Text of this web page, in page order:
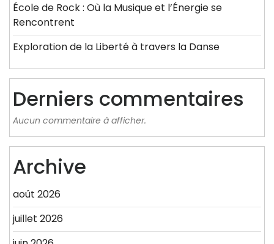
École de Rock : Où la Musique et l’Énergie se
Rencontrent
Exploration de la Liberté à travers la Danse
Derniers commentaires
Aucun commentaire à afficher.
Archive
août 2026
juillet 2026